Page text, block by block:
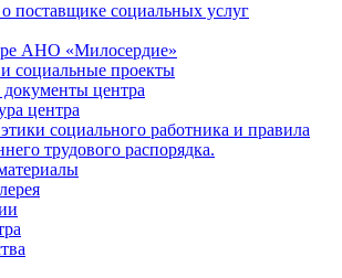
поставщике социальных услуг
АНО «Милосердие»
социальные проекты
документы центра
центра
социального работника и правила
трудового распорядка.